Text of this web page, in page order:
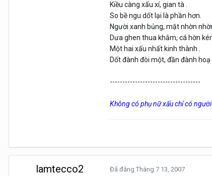
Kiều càng xấu xí, gian tà .
So bề ngu dốt lại là phần hơn.
Người xanh bủng, mặt nhờn nhờn
Dưa ghen thua khắm, cá hờn
Một hai xấu nhất kinh thành .
Dốt đành đòi một, đần đành hoạ
------------------------------------
Không có phụ nữ xấu chỉ có
lamtecco2 Đã đăng Tháng 7 13, 2007